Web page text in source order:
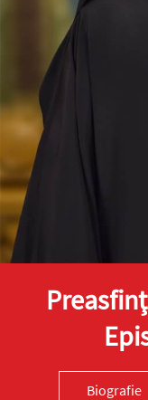
Biografie